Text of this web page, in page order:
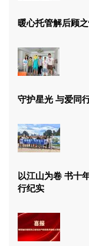
暖心托管解后顾
守护星光 与爱同
以江山为卷 书十
行纪实